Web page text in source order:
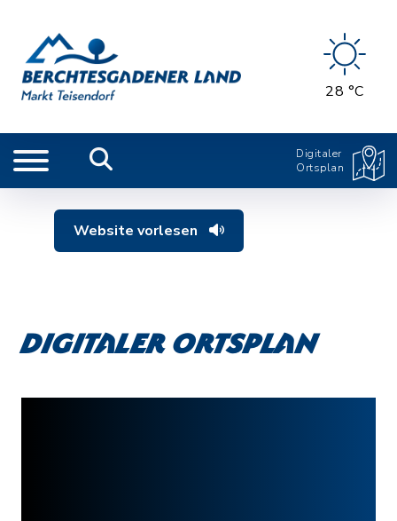
28 °C
Digitaler
Ortsplan
Website vorlesen
Digitaler Ortsplan